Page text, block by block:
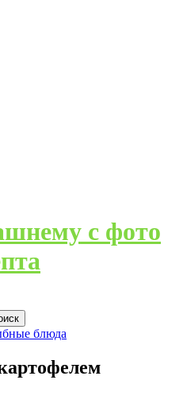
с фото
блюда